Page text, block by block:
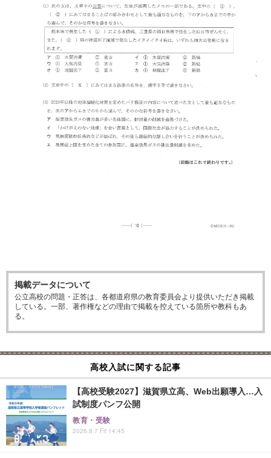
掲載データについて
公立高校の問題・正答は、各都道府県の教育委員会より提供いただき掲載
している。一部、著作権などの理由で掲載を控えている箇所や教科もあ
る。
高校入試に関する記事
【高校受験2027】滋賀県立高、Web出願導入…入
試制度パンフ公開
教育・受験
2026.8.7 Fri 14:45